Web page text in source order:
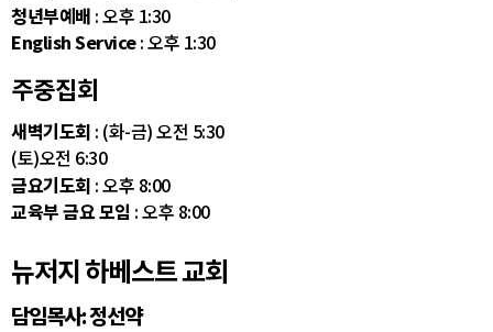
청년부예배 : 오후 1:30
English Service: 오후 1:30
주중집회
새벽기도회 : (화-금) 오전 5:30
(토)오전 6:30
금요기도회 : 오후 8:00
교육부 금요 모임 : 오후 8:00
뉴저지 하베스트 교회
담임목사: 정선약